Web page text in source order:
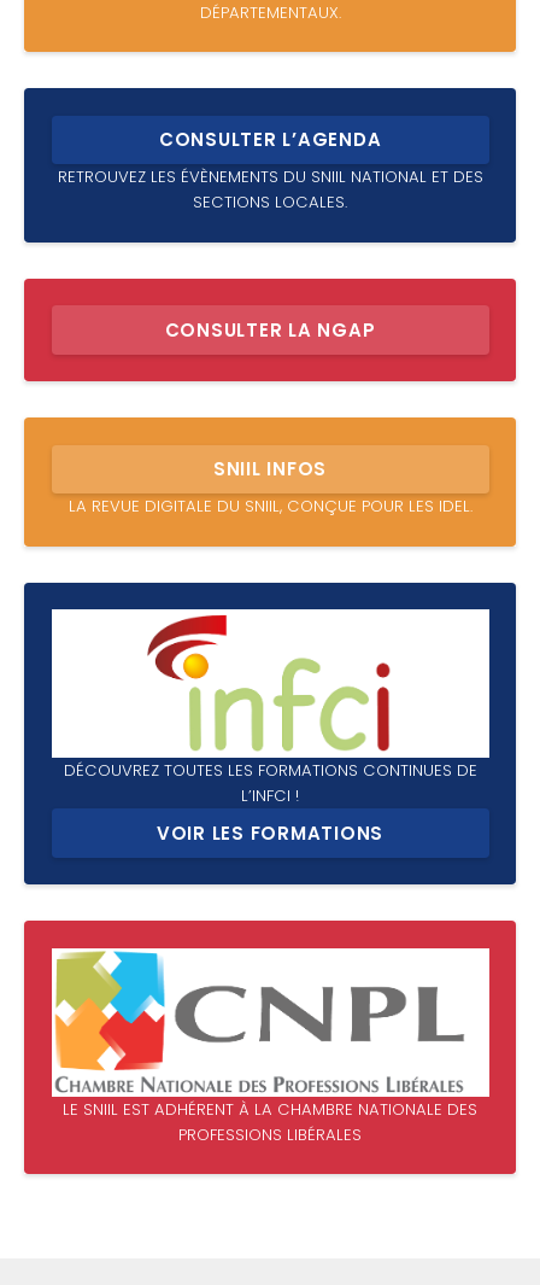
DÉPARTEMENTAUX.
CONSULTER L’AGENDA
RETROUVEZ LES ÉVÈNEMENTS DU SNIIL NATIONAL ET DES
SECTIONS LOCALES.
CONSULTER LA NGAP
SNIIL INFOS
LA REVUE DIGITALE DU SNIIL, CONÇUE POUR LES IDEL.
DÉCOUVREZ TOUTES LES FORMATIONS CONTINUES DE
L’INFCI !
VOIR LES FORMATIONS
LE SNIIL EST ADHÉRENT À LA CHAMBRE NATIONALE DES
PROFESSIONS LIBÉRALES